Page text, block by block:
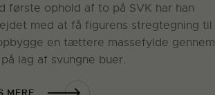
første ophold af to på SVK har han
med at få figurens stregtegning til
en tættere massefylde gennem
lag af svungne buer.